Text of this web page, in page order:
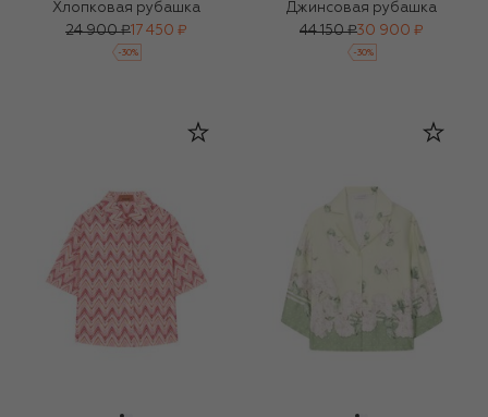
Хлопковая рубашка
24 900 ₽ 17 450 ₽
-30%
Джинсовая рубашка
44 150 ₽30 900 ₽
-30%